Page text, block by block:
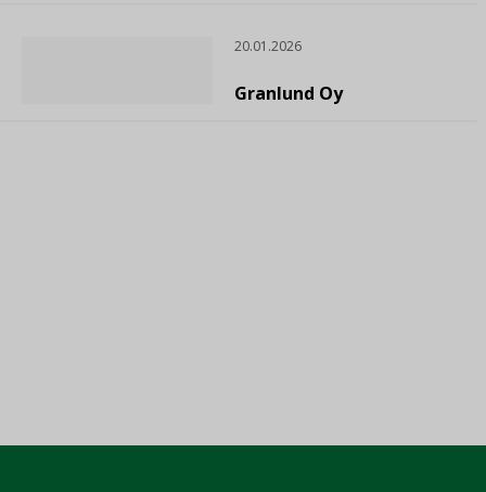
20.01.2026
Granlund Oy